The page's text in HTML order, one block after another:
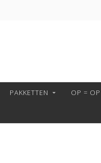
PAKKETTEN OP = OP